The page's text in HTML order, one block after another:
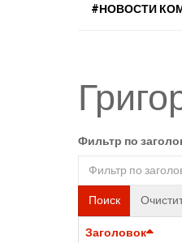
#НОВОСТИ
Фильтр по
Поиск
Заголовок